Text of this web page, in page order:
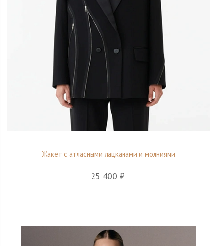
Жакет с атласными лацканами и молниями
25 400 ₽